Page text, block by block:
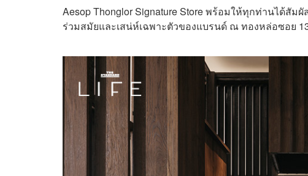
Aesop Thonglor Signature Store พร้อมให้ทุกท่านได้สั
ร่วมสมัยและเสน่ห์เฉพาะตัวของแบรนด์ ณ ทองหล่อซอย